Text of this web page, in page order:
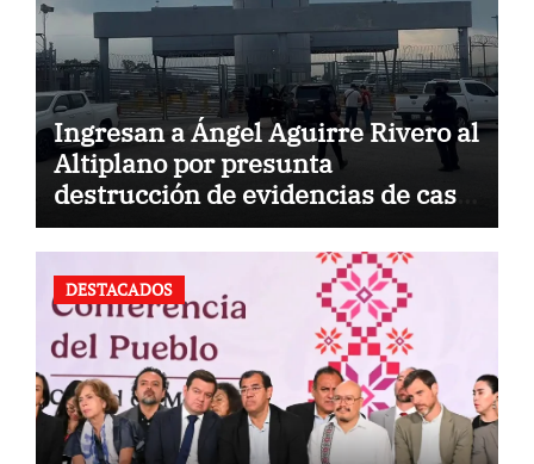
Ingresan a Ángel Aguirre Rivero al
Altiplano por presunta
destrucción de evidencias de caso
Ayotzinapa
DESTACADOS